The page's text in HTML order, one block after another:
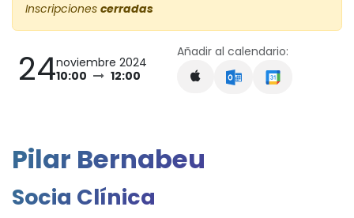
Inscripciones cerradas
24noviembre 2024
10:00
12:00
Añadir al calendario:
Pilar Bernabeu
Socia Clínica